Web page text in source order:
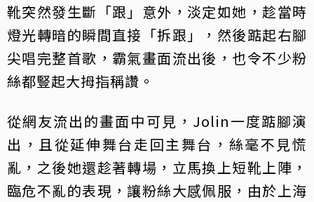
靴突然發生斷「跟」意外，淡定如她，趁當時
燈光轉暗的瞬間直接「拆跟」，然後踮起右腳
尖唱完整首歌，霸氣畫面流出後，也令不少粉
絲都豎起大拇指稱讚。
從網友流出的畫面中可見，Jolin一度踮腳演
出，且從延伸舞台走回主舞台，絲毫不見慌
亂，之後她還趁著轉場，立馬換上短靴上陣，
臨危不亂的表現，讓粉絲大感佩服，由於上海